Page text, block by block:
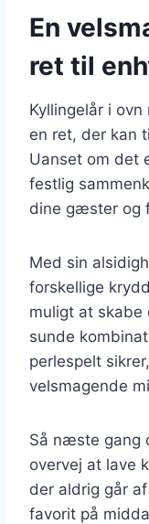
En
ret til
Kyllingelår i
en ret, der kan
Uanset om det
festlig
dine gæster og
Med sin
forskellige
muligt at skabe
sunde
perlespelt
velsmagende
Så næste gang
overvej at lave
der aldrig går
favorit på